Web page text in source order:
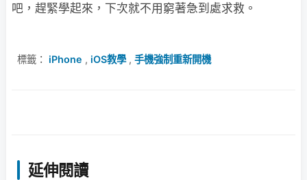
吧，趕緊學起來，下次就不用窮著急到處求救。
標籤： iPhone , iOS教學, 手機強制重新開機
延伸閱讀